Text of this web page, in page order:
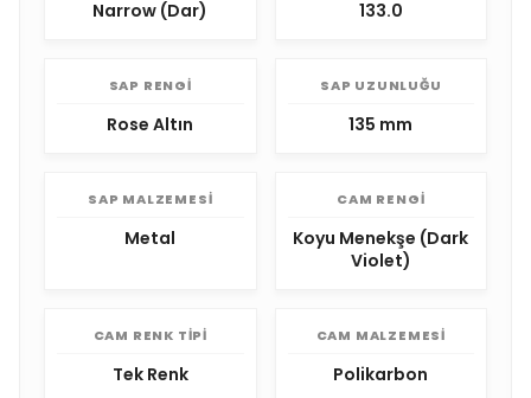
Narrow (Dar) 133.0
SAP RENGI
Rose Altın
SAP UZUNLUĞU
135 mm
SAP MALZEMESI
Metal
CAM RENGI
Koyu Menekşe (Dark
Violet)
CAM RENK TIPI
Tek Renk
CAM MALZEMESI
Polikarbon